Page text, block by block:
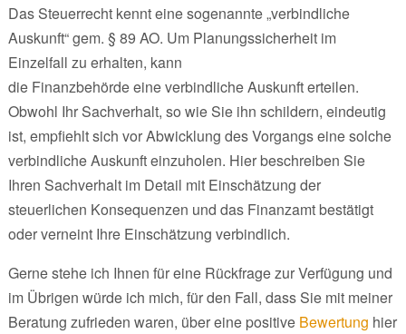
Das Steuerrecht kennt eine sogenannte „verbindliche
Auskunft“ gem. § 89 AO. Um Planungssicherheit im
Einzelfall zu erhalten, kann
die Finanzbehörde eine verbindliche Auskunft erteilen.
Obwohl Ihr Sachverhalt, so wie Sie ihn schildern, eindeutig
ist, empfiehlt sich vor Abwicklung des Vorgangs eine solche
verbindliche Auskunft einzuholen. Hier beschreiben Sie
Ihren Sachverhalt im Detail mit Einschätzung der
steuerlichen Konsequenzen und das Finanzamt bestätigt
oder verneint Ihre Einschätzung verbindlich.
Gerne stehe ich Ihnen für eine Rückfrage zur Verfügung und
im Übrigen würde ich mich, für den Fall, dass Sie mit meiner
Beratung zufrieden waren, über eine positive Bewertung hier